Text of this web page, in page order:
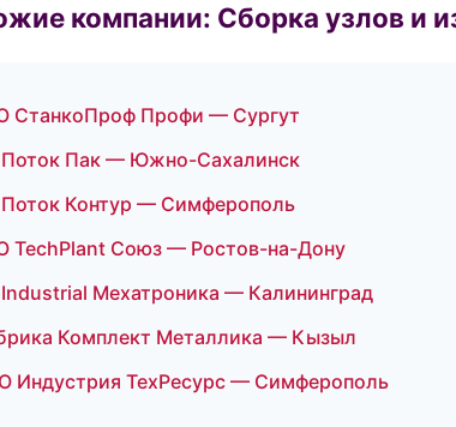
компании: Сборка узлов и
СтанкоПроф Профи — Сургут
Пак — Южно-Сахалинск
Контур — Симферополь
TechPlant Союз — Ростов-на-Дону
Мехатроника — Калининград
Комплект Металлика — Кызыл
Индустрия ТехРесурс — Симферополь